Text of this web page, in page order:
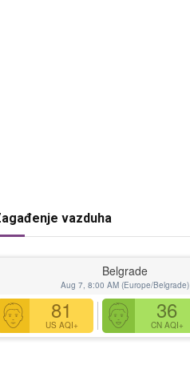
vazduha
Belgrade
Aug 7, 8:00 AM (Europe/Belgrade)
81
US AQI+
36
CN AQI+